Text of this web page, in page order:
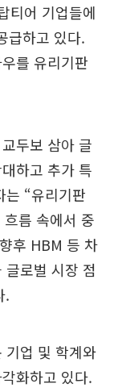
티어 기업들에
급하고 있다.
를 유리기판
두보 삼아 글
하고 추가 특
는 “유리기판
름 속에서 중
후 HBM 등 차
로벌 시장 점
.
기업 및 학계와
화하고 있다.